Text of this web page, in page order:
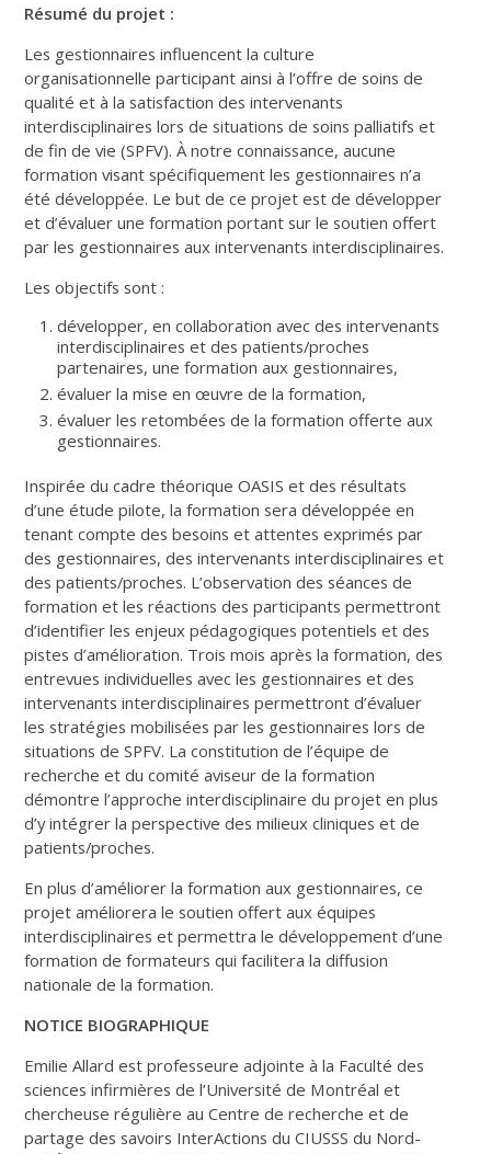
Résumé du projet :
Les gestionnaires influencent la culture
organisationnelle participant ainsi à l’offre de soins de
qualité et à la satisfaction des intervenants
interdisciplinaires lors de situations de soins palliatifs et
de fin de vie (SPFV). À notre connaissance, aucune
formation visant spécifiquement les gestionnaires n’a
été développée. Le but de ce projet est de développer
et d’évaluer une formation portant sur le soutien offert
par les gestionnaires aux intervenants interdisciplinaires.
Les objectifs sont :
développer, en collaboration avec des intervenants
interdisciplinaires et des patients/proches
partenaires, une formation aux gestionnaires,
évaluer la mise en œuvre de la formation,
évaluer les retombées de la formation offerte aux
gestionnaires.
Inspirée du cadre théorique OASIS et des résultats
d’une étude pilote, la formation sera développée en
tenant compte des besoins et attentes exprimés par
des gestionnaires, des intervenants interdisciplinaires et
des patients/proches. L’observation des séances de
formation et les réactions des participants permettront
d’identifier les enjeux pédagogiques potentiels et des
pistes d’amélioration. Trois mois après la formation, des
entrevues individuelles avec les gestionnaires et des
intervenants interdisciplinaires permettront d’évaluer
les stratégies mobilisées par les gestionnaires lors de
situations de SPFV. La constitution de l’équipe de
recherche et du comité aviseur de la formation
démontre l’approche interdisciplinaire du projet en plus
d’y intégrer la perspective des milieux cliniques et de
patients/proches.
En plus d’améliorer la formation aux gestionnaires, ce
projet améliorera le soutien offert aux équipes
interdisciplinaires et permettra le développement d’une
formation de formateurs qui facilitera la diffusion
nationale de la formation.
NOTICE BIOGRAPHIQUE
Emilie Allard est professeure adjointe à la Faculté des
sciences infirmières de l’Université de Montréal et
chercheuse régulière au Centre de recherche et de
partage des savoirs InterActions du CIUSSS du Nord-